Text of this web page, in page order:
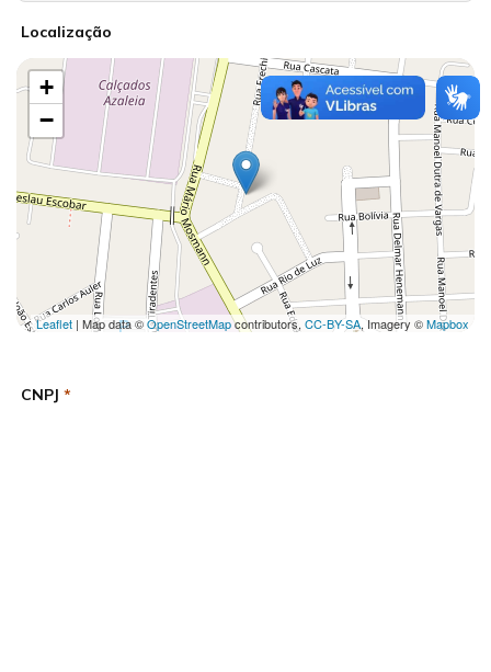
Localização
+
−
Leaflet| Map data ©OpenStreetMapcontributors, CC-BY-SA, Imagery ©Mapbox
CNPJ *